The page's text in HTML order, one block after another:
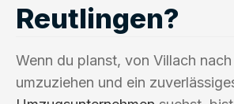
Reutlingen?
Wenn du planst, von Villach
umzuziehen und ein